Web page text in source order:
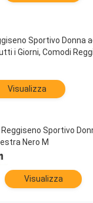
Sportivo Donna
i Giorni, Comodi
Visualizza
Reggiseno Sportivo
Nero M
Visualizza